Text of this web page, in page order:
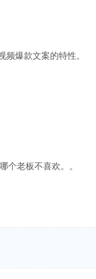
爆款文案的特性。
个老板不喜欢。。